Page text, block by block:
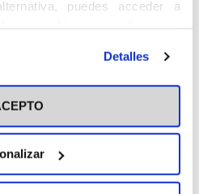
puedes acceder a
y cambiar tus preferencias
Para más información puedes
Detalles